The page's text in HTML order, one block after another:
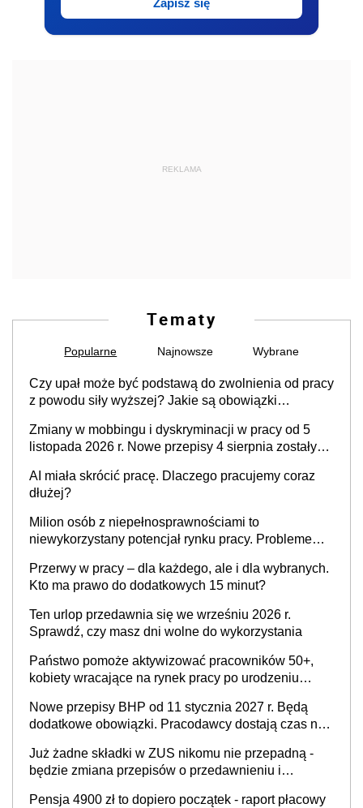
Zapisz się
REKLAMA
Tematy
Popularne Najnowsze Wybrane
Czy upał może być podstawą do zwolnienia od pracy
z powodu siły wyższej? Jakie są obowiązki
Zmiany w mobbingu i dyskryminacji w pracy od 5
listopada 2026 r. Nowe przepisy 4 sierpnia zostały
AI miała skrócić pracę. Dlaczego pracujemy coraz
dłużej?
Milion osób z niepełnosprawnościami to
niewykorzystany potencjał rynku pracy. Problemem
refundacji, ale bariery po stronie systemu i
świadomości pracodawców [WYWIAD]
Przerwy w pracy – dla każdego, ale i dla wybranych.
Kto ma prawo do dodatkowych 15 minut?
Ten urlop przedawnia się we wrześniu 2026 r.
Sprawdź, czy masz dni wolne do wykorzystania
Państwo pomoże aktywizować pracowników 50+,
kobiety wracające na rynek pracy po urodzeniu
neuroatypowe. Powstanie Fundusz na rzecz
Inkluzywności w Zatrudnianiu?
Nowe przepisy BHP od 11 stycznia 2027 r. Będą
dodatkowe obowiązki. Pracodawcy dostają czas na
Już żadne składki w ZUS nikomu nie przepadną -
będzie zmiana przepisów o przedawnieniu i
Pensja 4900 zł to dopiero początek - raport płacowy